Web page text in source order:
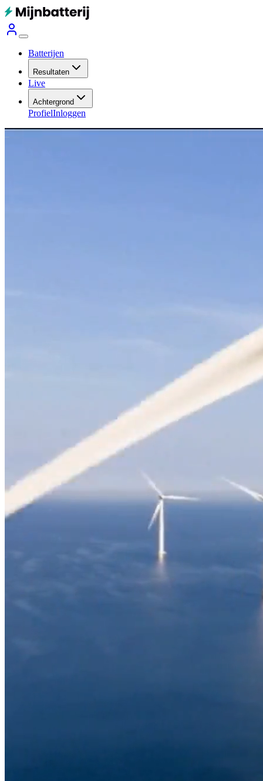
Batterijen
Resultaten
Live
Achtergrond
ProfielInloggen